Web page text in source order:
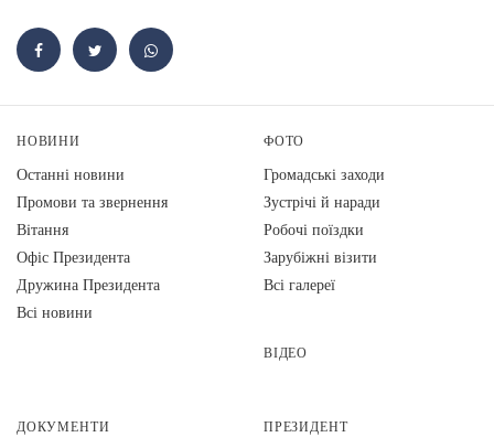
НОВИНИ
Останні новини
Промови та звернення
Вiтання
Офіс Президента
Дружина Президента
Всі новини
ФОТО
Громадські заходи
Зустрічі й наради
Робочі поїздки
Зарубіжні візити
Всі галереї
ВІДЕО
ДОКУМЕНТИ ПРЕЗИДЕНТ